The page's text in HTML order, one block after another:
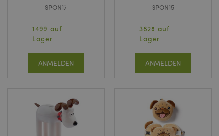
SPON17
1499 auf
Lager
ANMELDEN
SPON15
3828 auf
Lager
ANMELDEN